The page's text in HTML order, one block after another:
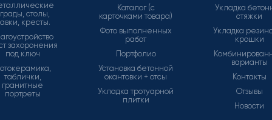
столы,
кресты.
захоронения
под ключ
таблички,
гранитные
портреты
Каталог (с
карточками товара)
Фото выполненных
работ
Портфолио
Установка бетонной
окантовки + отсы
Укладка тротуарной
плитки
Укладка
стяжки
Укладка
крошки
варианты
Контакты
Отзывы
Новости